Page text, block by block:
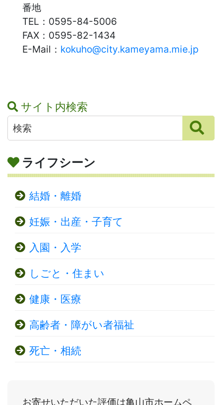
番地
TEL： 0595-84-5006
FAX： 0595-82-1434
E-Mail： kokuho@city.kameyama.mie.jp
サイト内検索
ライフシーン
結婚・離婚
妊娠・出産・子育て
入園・入学
しごと・住まい
健康・医療
高齢者・障がい者福祉
死亡・相続